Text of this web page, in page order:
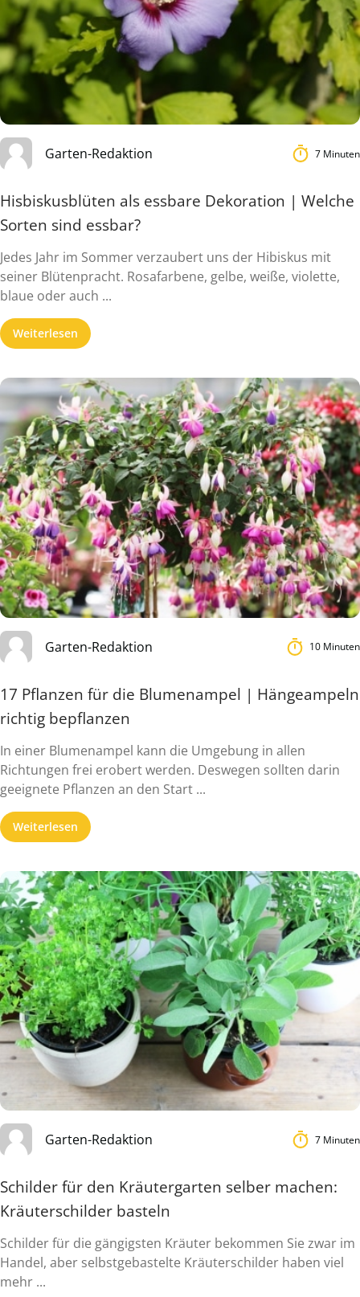
Garten-Redaktion 7 Minuten
Hisbiskusblüten als essbare Dekoration | Welche
Sorten sind essbar?
Jedes Jahr im Sommer verzaubert uns der Hibiskus mit
seiner Blütenpracht. Rosafarbene, gelbe, weiße, violette,
blaue oder auch ...
Weiterlesen
Garten-Redaktion 10 Minuten
17 Pflanzen für die Blumenampel | Hängeampeln
richtig bepflanzen
In einer Blumenampel kann die Umgebung in allen
Richtungen frei erobert werden. Deswegen sollten darin
geeignete Pflanzen an den Start ...
Weiterlesen
Garten-Redaktion 7 Minuten
Schilder für den Kräutergarten selber machen:
Kräuterschilder basteln
Schilder für die gängigsten Kräuter bekommen Sie zwar im
Handel, aber selbstgebastelte Kräuterschilder haben viel
mehr ...